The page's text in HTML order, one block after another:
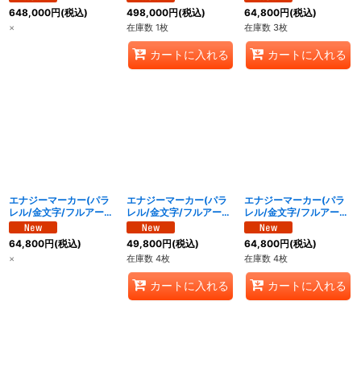
648,000円(税込)
×
498,000円(税込)
在庫数 1枚
カートに入れる
64,800円(税込)
在庫数 3枚
カートに入れる
エナジーマーカー(パラ
レル/金文字/フルアー
ト)【☆】{E-149}
64,800円(税込)
×
エナジーマーカー(パラ
レル/金文字/フルアー
ト)【☆】{E-150}
49,800円(税込)
在庫数 4枚
カートに入れる
エナジーマーカー(パラ
レル/金文字/フルアー
ト)【☆】{E-151}
64,800円(税込)
在庫数 4枚
カートに入れる